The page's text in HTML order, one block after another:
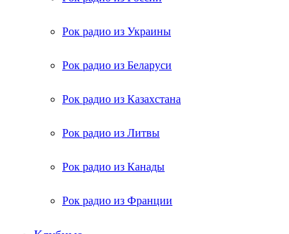
Рок радио из Украины
Рок радио из Беларуси
Рок радио из Казахстана
Рок радио из Литвы
Рок радио из Канады
Рок радио из Франции